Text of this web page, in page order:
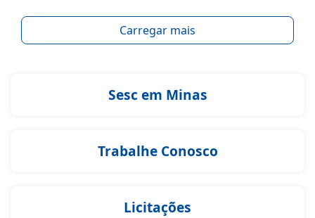
Carregar mais
Sesc em Minas
Trabalhe Conosco
Licitações